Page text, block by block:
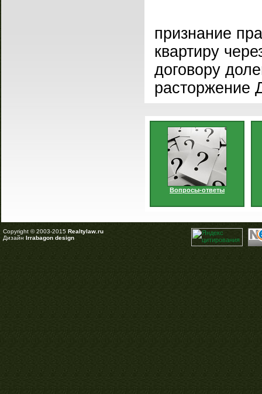
признание
квартиру
договору
расторжение
Вопросы-ответы
Copyright © 2003-2015 Realtylaw.ru
Дизайн Irrabagon design